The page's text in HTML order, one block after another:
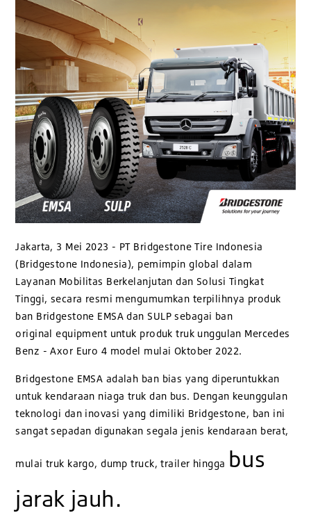
Jakarta, 3 Mei 2023 - PT Bridgestone Tire Indonesia
(Bridgestone Indonesia), pemimpin global dalam
Layanan Mobilitas Berkelanjutan dan Solusi Tingkat
Tinggi, secara resmi mengumumkan terpilihnya produk
ban Bridgestone EMSA dan SULP sebagai ban
original equipment untuk produk truk unggulan Mercedes
Benz - Axor Euro 4 model mulai Oktober 2022.
Bridgestone EMSA adalah ban bias yang diperuntukkan
untuk kendaraan niaga truk dan bus. Dengan keunggulan
teknologi dan inovasi yang dimiliki Bridgestone, ban ini
sangat sepadan digunakan segala jenis kendaraan berat,
mulai truk kargo, dump truck, trailer hingga bus
jarak jauh.